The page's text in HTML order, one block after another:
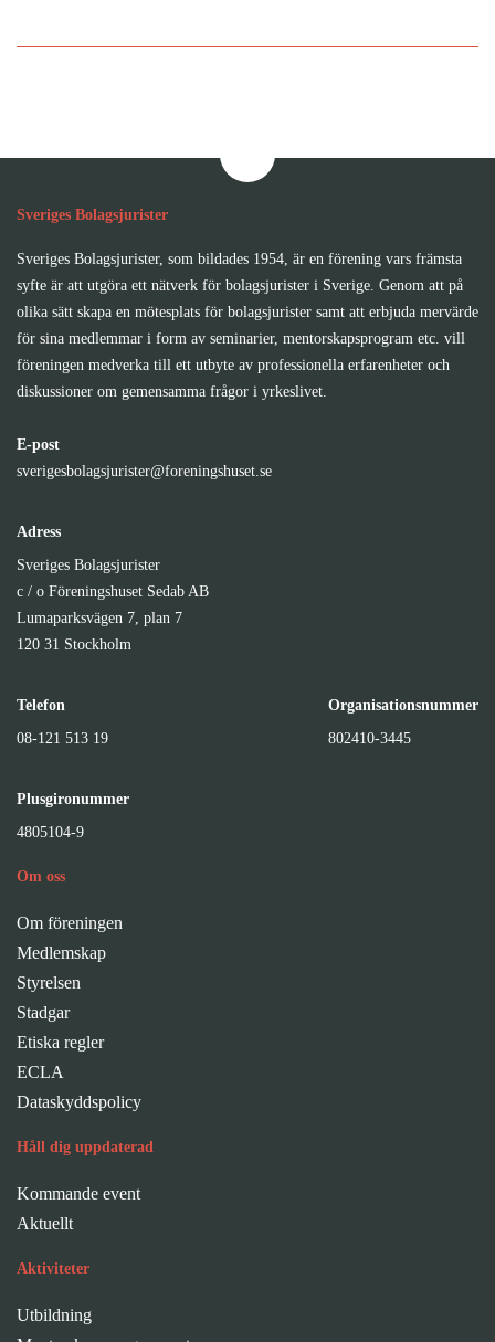
Sveriges Bolagsjurister
Sveriges Bolagsjurister, som bildades 1954, är en förening vars främsta
syfte är att utgöra ett nätverk för bolagsjurister i Sverige. Genom att på
olika sätt skapa en mötesplats för bolagsjurister samt att erbjuda mervärde
för sina medlemmar i form av seminarier, mentorskapsprogram etc. vill
föreningen medverka till ett utbyte av professionella erfarenheter och
diskussioner om gemensamma frågor i yrkeslivet.
E-post
sverigesbolagsjurister@foreningshuset.se
Adress
Sveriges Bolagsjurister
c / o Föreningshuset Sedab AB
Lumaparksvägen 7, plan 7
120 31 Stockholm
Telefon
08-121 513 19
Organisationsnummer
802410-3445
Plusgironummer
4805104-9
Om oss
Om föreningen
Medlemskap
Styrelsen
Stadgar
Etiska regler
ECLA
Dataskyddspolicy
Håll dig uppdaterad
Kommande event
Aktuellt
Aktiviteter
Utbildning